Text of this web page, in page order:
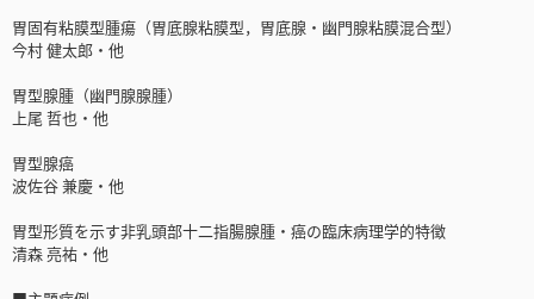
胃固有粘膜型腫瘍（胃底腺粘膜型，胃底腺・幽門腺粘膜混合型）
今村 健太郎・他
胃型腺腫（幽門腺腺腫）
上尾 哲也・他
胃型腺癌
波佐谷 兼慶・他
胃型形質を示す非乳頭部十二指腸腺腫・癌の臨床病理学的特徴
清森 亮祐・他